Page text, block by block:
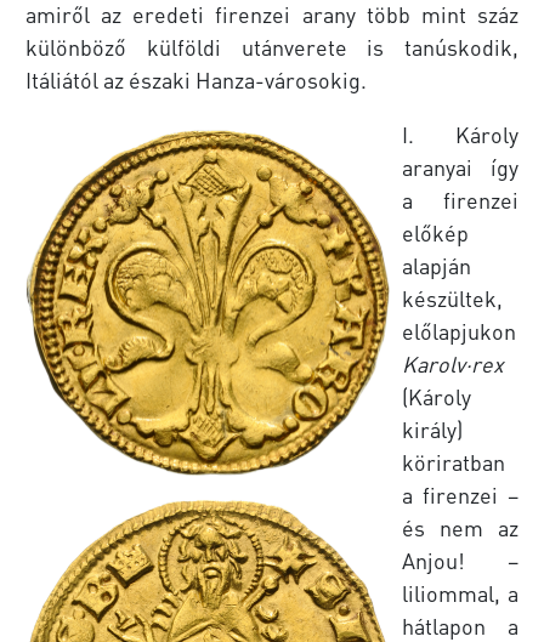
amiről az eredeti firenzei arany több mint száz
különböző külföldi utánverete is tanúskodik,
Itáliától az északi Hanza-városokig.
I. Károly
aranyai így
a firenzei
előkép
alapján
készültek,
előlapjukon
Karolv∙rex
(Károly
király)
köriratban
a firenzei –
és nem az
Anjou! –
liliommal, a
hátlapon a